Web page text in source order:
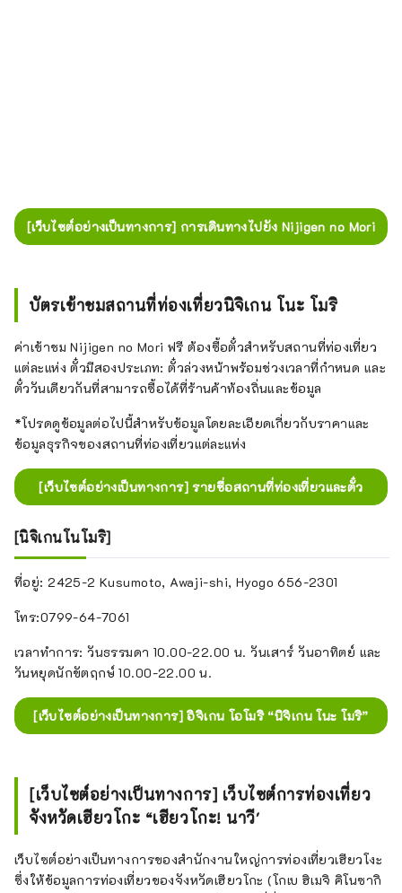
[เว็บไซต์อย่างเป็นทางการ] การเดินทางไปยัง Nijigen no Mori
บัตรเข้าชมสถานที่ท่องเที่ยวนิจิเกน โนะ โมริ
ค่าเข้าชม Nijigen no Mori ฟรี ต้องซื้อตั๋วสำหรับสถานที่ท่องเที่ยว
แต่ละแห่ง ตั๋วมีสองประเภท: ตั๋วล่วงหน้าพร้อมช่วงเวลาที่กำหนด และ
ตั๋ววันเดียวกันที่สามารถซื้อได้ที่ร้านค้าท้องถิ่นและข้อมูล
*โปรดดูข้อมูลต่อไปนี้สำหรับข้อมูลโดยละเอียดเกี่ยวกับราคาและ
ข้อมูลธุรกิจของสถานที่ท่องเที่ยวแต่ละแห่ง
[เว็บไซต์อย่างเป็นทางการ] รายชื่อสถานที่ท่องเที่ยวและตั๋ว
[นิจิเกนโนโมริ]
ที่อยู่: 2425-2 Kusumoto, Awaji-shi, Hyogo 656-2301
โทร:0799-64-7061
เวลาทำการ: วันธรรมดา 10.00-22.00 น. วันเสาร์ วันอาทิตย์ และ
วันหยุดนักขัตฤกษ์ 10.00-22.00 น.
[เว็บไซต์อย่างเป็นทางการ] อิจิเกน โอโมริ “นิจิเกน โนะ โมริ”
[เว็บไซต์อย่างเป็นทางการ] เว็บไซต์การท่องเที่ยว
จังหวัดเฮียวโกะ “เฮียวโกะ! นาวี'
เว็บไซต์อย่างเป็นทางการของสำนักงานใหญ่การท่องเที่ยวเฮียวโงะ
ซึ่งให้ข้อมูลการท่องเที่ยวของจังหวัดเฮียวโกะ (โกเบ ฮิเมจิ คิโนซากิ